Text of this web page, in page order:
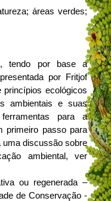
áreas verdes;
tendo por base a
por Fritjof
ecológicos
ambientais e suas
para a
primeiro passo para
discussão sobre
ambiental, ver
ou regenerada –
de Conservação -